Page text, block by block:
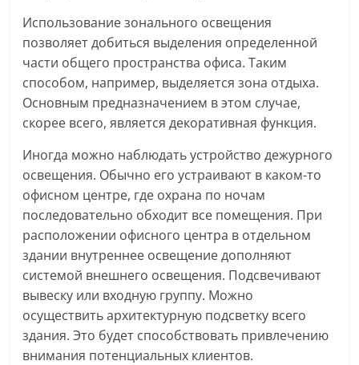
Использование зонального освещения
позволяет добиться выделения определенной
части общего пространства офиса. Таким
способом, например, выделяется зона отдыха.
Основным предназначением в этом случае,
скорее всего, является декоративная функция.
Иногда можно наблюдать устройство дежурного
освещения. Обычно его устраивают в каком-то
офисном центре, где охрана по ночам
последовательно обходит все помещения. При
расположении офисного центра в отдельном
здании внутреннее освещение дополняют
системой внешнего освещения. Подсвечивают
вывеску или входную группу. Можно
осуществить архитектурную подсветку всего
здания. Это будет способствовать привлечению
внимания потенциальных клиентов.